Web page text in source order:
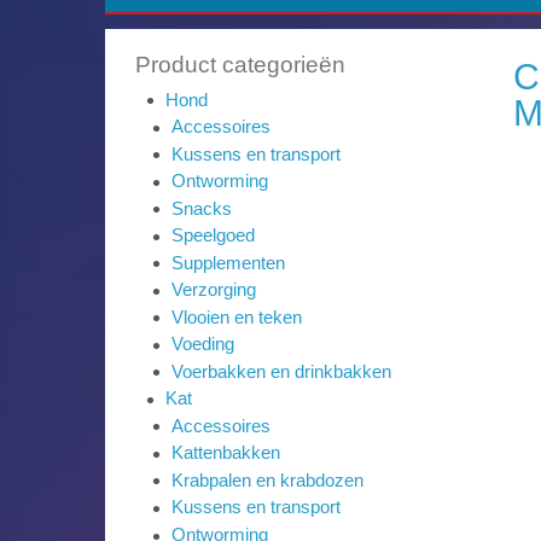
Product categorieën
Hond
Accessoires
Kussens en transport
Ontworming
Snacks
Speelgoed
Supplementen
Verzorging
Vlooien en teken
Voeding
Voerbakken en drinkbakken
Kat
Accessoires
Kattenbakken
Krabpalen en krabdozen
Kussens en transport
Ontworming